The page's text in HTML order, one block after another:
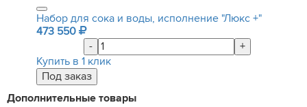
Набор для сока и воды, исполнение "Люкс +"
473 550
-
+
Купить в 1 клик
Дополнительные товары